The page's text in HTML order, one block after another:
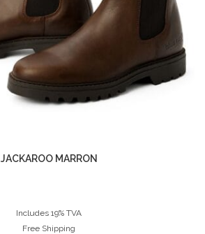
JACKAROO MARRON
Includes 19% TVA
Free Shipping